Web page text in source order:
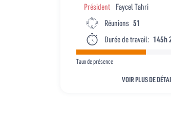
Président Faycel Tahri
Réunions 51
Durée de travail: 145h
Taux de présence
VOIR PLUS DE